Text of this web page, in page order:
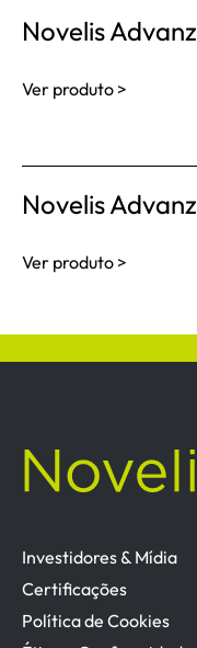
Novelis Advanz
Ver produto >
Novelis Advanz
Ver produto >
Investidores & Mídia
Certificações
Política de Cookies